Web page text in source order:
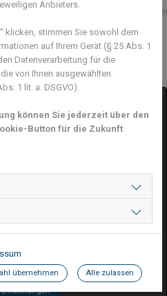
kann dieses
werden.
entsprechend an.
Einstellungen
Anbieters.
klicken, stimmen Sie sowohl dem
auf Ihrem Gerät (§ 25 Abs. 1
Datenverarbeitung für die
von Ihnen ausgewählten
1 lit. a. DSGVO).
können Sie jederzeit über den
Button für die Zukunft
übernehmen Alle zulassen